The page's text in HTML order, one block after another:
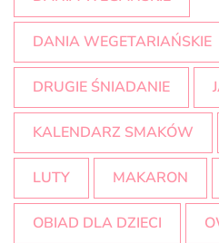
DANIA WEGETARIAŃSKIE
DRUGIE ŚNIADANIE
KALENDARZ SMAKÓW
LUTY MAKARON
OBIAD DLA DZIECI